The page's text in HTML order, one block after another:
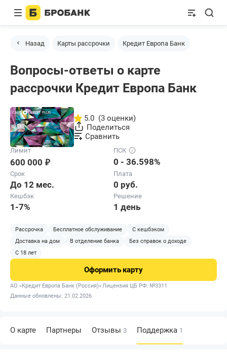
Назад Карты рассрочки Кредит Европа Банк
Вопросы-ответы о карте
рассрочки Кредит Европа Банк
5.0 (3 оценки)
Поделиться
Сравнить
Лимит
600 000 ₽
ПСК
0 - 36.598%
Срок
До 12 мес.
Плата
0 руб.
Кешбэк
1-7%
Решение
1 день
Рассрочка Бесплатное обслуживание
С кешбэком
Доставка на дом
В отделение банка
Без справок о доходе
С 18 лет
Оформить карту
АО «Кредит Европа Банк (Россия)»Лицензия ЦБ РФ: №3311
Данные обновлены: 21.02.2026
О карте Партнеры Отзывы 3 Поддержка 1